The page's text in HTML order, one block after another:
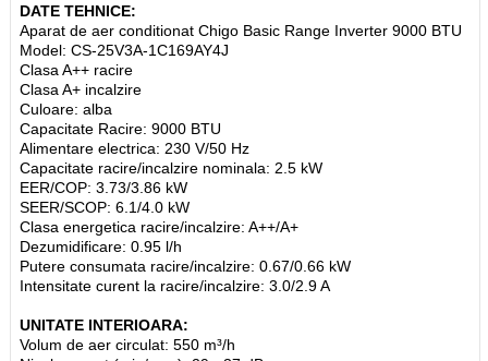
DATE TEHNICE:
Aparat de aer conditionat Chigo Basic Range Inverter 9000 BTU
Model: CS-25V3A-1C169AY4J
Clasa A++ racire
Clasa A+ incalzire
Culoare: alba
Capacitate Racire: 9000 BTU
Alimentare electrica: 230 V/50 Hz
Capacitate racire/incalzire nominala: 2.5 kW
EER/COP: 3.73/3.86 kW
SEER/SCOP: 6.1/4.0 kW
Clasa energetica racire/incalzire: A++/A+
Dezumidificare: 0.95 l/h
Putere consumata racire/incalzire: 0.67/0.66 kW
Intensitate curent la racire/incalzire: 3.0/2.9 A
UNITATE INTERIOARA:
Volum de aer circulat: 550 m³/h